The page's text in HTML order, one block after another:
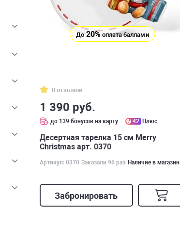
До20%оплата баллами
0 отзывов
1 390 руб.
до 139 бонусов на карту 42 Плюс
Десертная тарелка 15 см Merry
Christmas арт. 0370
Артикул: 0370 Заказали 96 раз Наличие в
Забронировать